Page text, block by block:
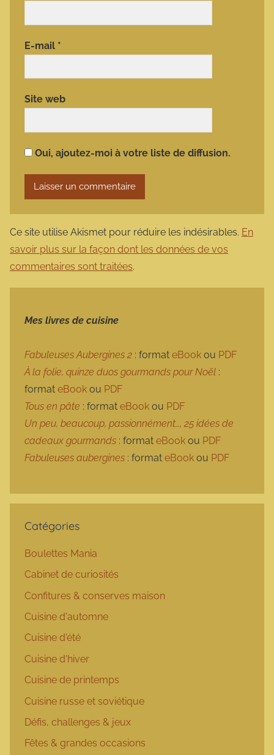
E-mail *
Site web
Oui, ajoutez-moi à votre liste de diffusion.
Ce site utilise Akismet pour réduire les indésirables. En
savoir plus sur la façon dont les données de vos
commentaires sont traitées.
Mes livres de cuisine
Fabuleuses Aubergines 2 : format eBook ou PDF
À la folie, quinze duos gourmands pour Noël :
format eBook ou PDF
Tous en pâte : format eBook ou PDF
Un peu, beaucoup, passionnément…, 25 idées de
cadeaux gourmands : format eBook ou PDF
Fabuleuses aubergines : format eBook ou PDF
Catégories
Boulettes Mania
Cabinet de curiosités
Confitures & conserves maison
Cuisine d'automne
Cuisine d'été
Cuisine d'hiver
Cuisine de printemps
Cuisine russe et soviétique
Défis, challenges & jeux
Fêtes & grandes occasions